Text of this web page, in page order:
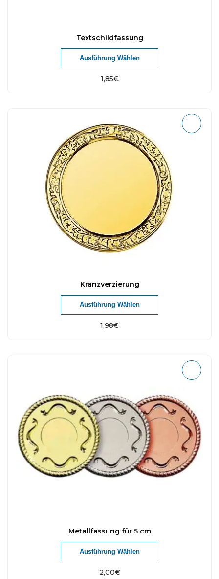
Textschildfassung
1,85€
Ausführung Wählen
Kranzverzierung
1,98€
Ausführung Wählen
Metallfassung für 5 cm
2,00€
Ausführung Wählen